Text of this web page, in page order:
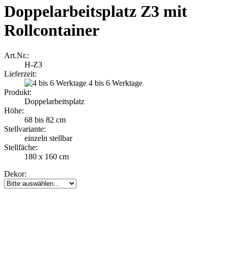
Doppelarbeitsplatz Z3 mit
Rollcontainer
Art.Nr.:
H-Z3
Lieferzeit:
4 bis 6 Werktage
Produkt:
Doppelarbeitsplatz
Höhe:
68 bis 82 cm
Stellvariante:
einzeln stellbar
Stellfäche:
180 x 160 cm
Dekor: